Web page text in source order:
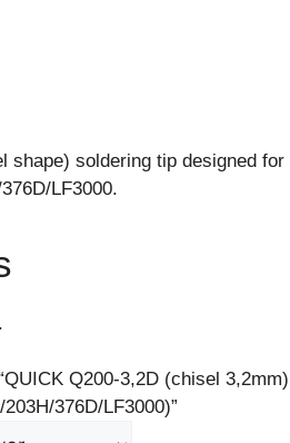
shape) soldering tip designed for
LF3000.
Q200-3,2D (chisel 3,2mm)
376D/LF3000)”